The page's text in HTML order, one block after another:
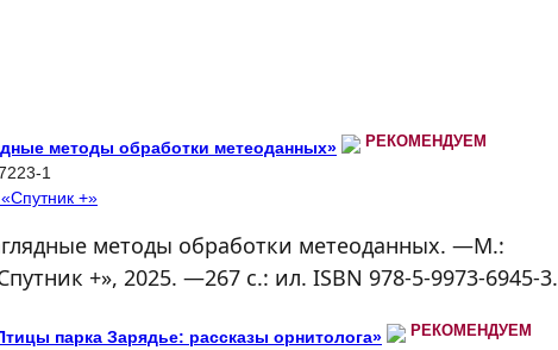
методы обработки метеоданных»
РЕКОМЕНДУЕМ
1
+»
методы обработки метеоданных. —М.:
+», 2025. —267 с.: ил. ISBN 978-5-9973-6945-3.
парка Зарядье: рассказы орнитолога» РЕКОМЕНДУЕМ